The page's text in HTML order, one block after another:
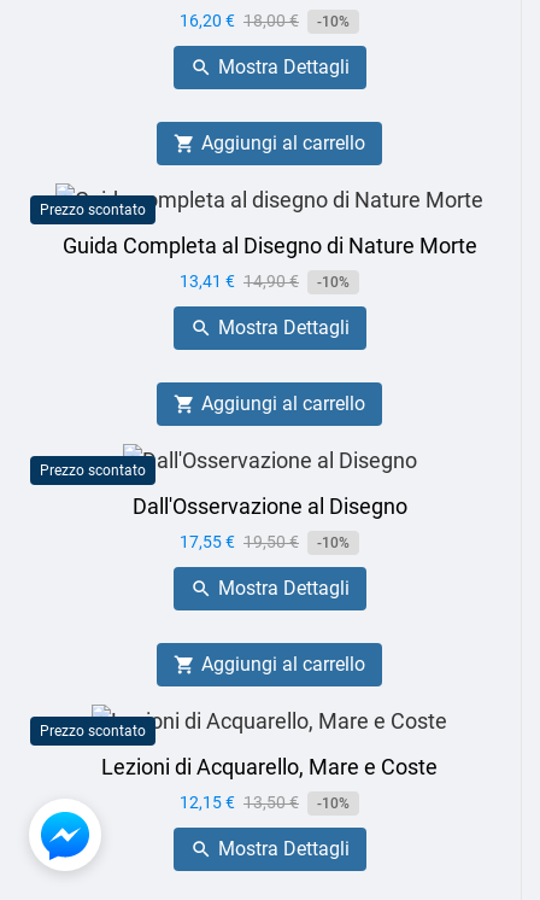
Prezzo
16,20 € Prezzo
base
18,00 € -10%
 Mostra Dettagli
 Aggiungi al carrello
Prezzo scontato
Guida Completa al Disegno di Nature Morte
Prezzo
13,41 € Prezzo
base
14,90 € -10%
 Mostra Dettagli
 Aggiungi al carrello
Prezzo scontato
Dall'Osservazione al Disegno
Prezzo
17,55 € Prezzo
base
19,50 € -10%
 Mostra Dettagli
 Aggiungi al carrello
Prezzo scontato
Lezioni di Acquarello, Mare e Coste
Prezzo
12,15 € Prezzo
base
13,50 € -10%
 Mostra Dettagli